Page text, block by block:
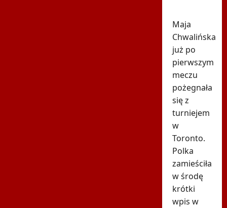
Maja
Chwalińska
już po
pierwszym
meczu
pożegnała
się z
turniejem
w
Toronto.
Polka
zamieściła
w środę
krótki
wpis w